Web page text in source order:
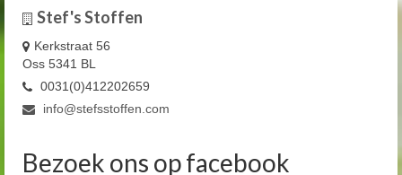
Stef's Stoffen
Kerkstraat 56
Oss 5341 BL
0031(0)412202659
info@stefsstoffen.com
Bezoek ons op facebook